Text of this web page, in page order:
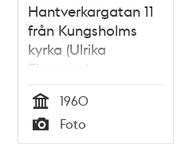
Hantverkargatan 11
från Kungsholms
kyrka (Ulrika
Eleonora).
Tid
1960
Typ
Foto